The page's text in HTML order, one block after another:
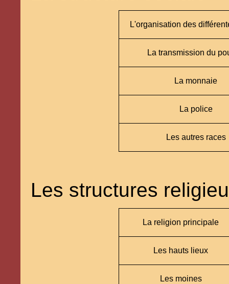
L'organisation des
La transmission du
La monnaie
La police
Les autres races
Les structures
La religion principale
Les hauts lieux
Les moines